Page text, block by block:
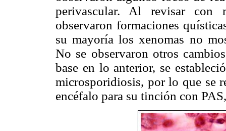
perivascular. Al revisar con
observaron formaciones
su mayoría los xenomas no
No se observaron otros
base en lo anterior, se
microsporidiosis, por lo que se
encéfalo para su tinción con